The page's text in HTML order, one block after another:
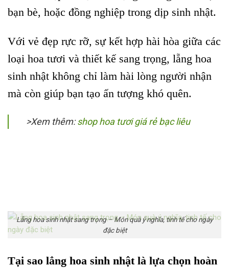
bạn bè, hoặc đồng nghiệp trong dịp sinh nhật.
Với vẻ đẹp rực rỡ, sự kết hợp hài hòa giữa các
loại hoa tươi và thiết kế sang trọng, lẵng hoa
sinh nhật không chỉ làm hài lòng người nhận
mà còn giúp bạn tạo ấn tượng khó quên.
>Xem thêm:shop hoa tươi giá rẻ bạc liêu
Lẵng hoa sinh nhật sang trọng – Món quà ý nghĩa, tinh tế cho ngày
đặc biệt
Tại sao lẳng hoa sinh nhật là lựa chọn hoàn